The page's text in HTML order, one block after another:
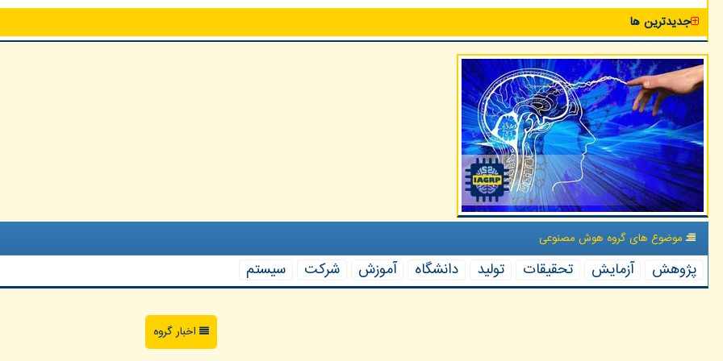
جدیدترین ها
موضوع های گروه هوش مصنوعی
پژوهش آزمایش تحقیقات تولید دانشگاه آموزش شركت سیستم
اخبار گروه